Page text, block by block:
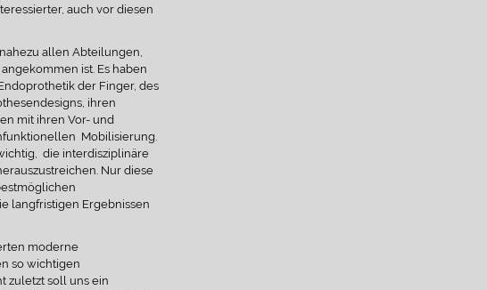
auch vor diesen
allen Abteilungen,
ist. Es haben
der Finger, des
ihren
mit ihren Vor- und
Mobilisierung.
die interdisziplinäre
Nur diese
langfristigen Ergebnissen
moderne
so wichtigen
zuletzt soll uns ein